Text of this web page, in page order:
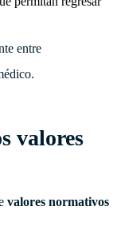
entre
valores
valores normativos